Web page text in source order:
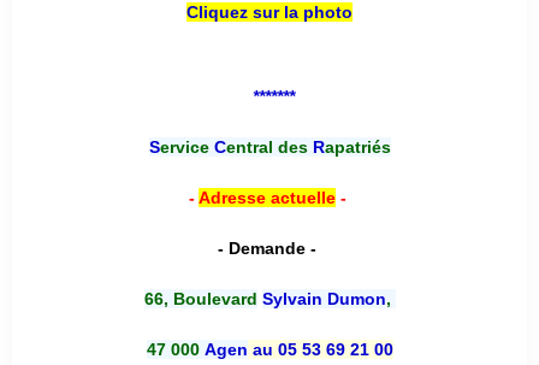
Cliquez sur la photo
*******
Service Central desRapatriés
-Adresse actuelle-
- Demande -
66, Boulevard Sylvain Dumon,
47 000 Agen au 05 53 69 21 00